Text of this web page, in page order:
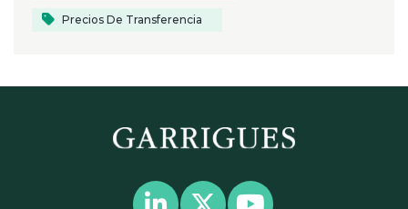
Precios De Transferencia